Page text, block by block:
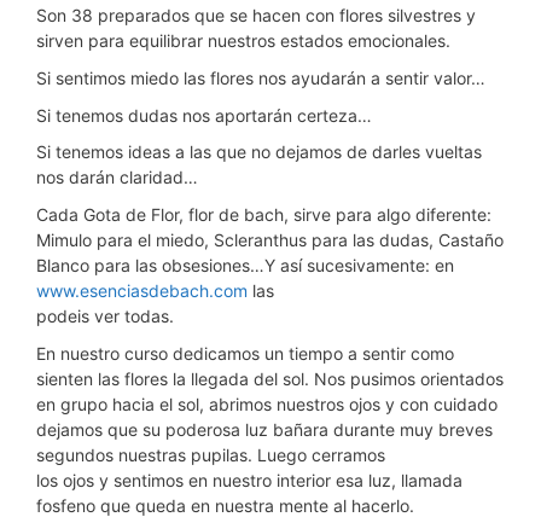
Son 38 preparados que se hacen con flores silvestres y
sirven para equilibrar nuestros estados emocionales.
Si sentimos miedo las flores nos ayudarán a sentir valor…
Si tenemos dudas nos aportarán certeza…
Si tenemos ideas a las que no dejamos de darles vueltas
nos darán claridad…
Cada Gota de Flor, flor de bach, sirve para algo diferente:
Mimulo para el miedo, Scleranthus para las dudas, Castaño
Blanco para las obsesiones…Y así sucesivamente: en
www.esenciasdebach.com las
podeis ver todas.
En nuestro curso dedicamos un tiempo a sentir como
sienten las flores la llegada del sol. Nos pusimos orientados
en grupo hacia el sol, abrimos nuestros ojos y con cuidado
dejamos que su poderosa luz bañara durante muy breves
segundos nuestras pupilas. Luego cerramos
los ojos y sentimos en nuestro interior esa luz, llamada
fosfeno que queda en nuestra mente al hacerlo.